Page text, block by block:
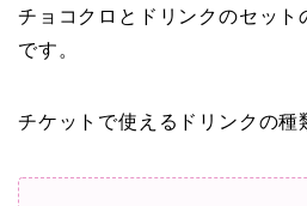
チョコクロとドリンクのセット
です。
チケットで使えるドリンクの種